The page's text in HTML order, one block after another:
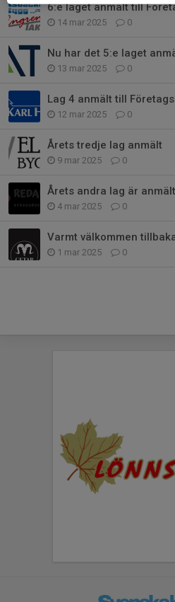
6:e laget anmält till
14 mar 2025 0
13 mar 2025 0
Lag 4 anmält till
12 mar 2025 0
Årets tredje lag anmält
9 mar 2025 0
Årets andra lag är anmält
4 mar 2025 0
1 mar 2025 0